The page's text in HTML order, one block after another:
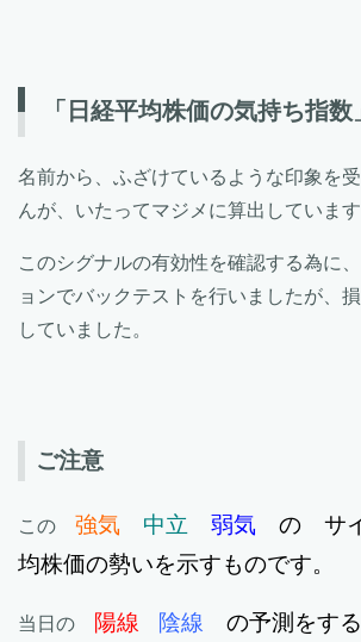
「日経平均株価の気持ち指数
名前から、ふざけているような印象を
んが、いたってマジメに算出しています
このシグナルの有効性を確認する為に
ョンでバックテストを行いましたが、
していました。
ご注意
この 強気 中立 弱気 の サ
均株価の勢いを示すものです。
当日の 陽線 陰線 の予測をす